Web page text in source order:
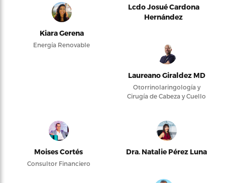
Kiara Gerena
Energía Renovable
Lcdo Josué Cardona
Hernández
Laureano Giraldez MD
Otorrinolaringología y
Cirugía de Cabeza y Cuello
Moises Cortés
Consultor Financiero
Dra. Natalie Pérez Luna